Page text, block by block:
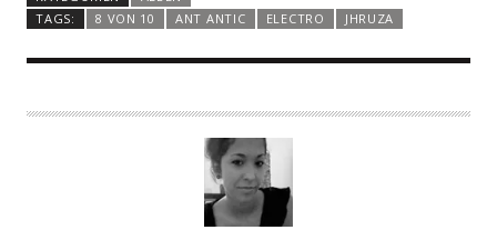
TAGS:
8 VON 10 ANT ANTIC ELECTRO JHRUZA